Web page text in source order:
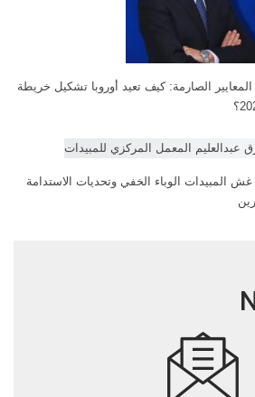
الصارمة: كيف تعيد أوروبا تشكيل خريطة
المبيدات الوباء الخفي وتحديات الاستدامة